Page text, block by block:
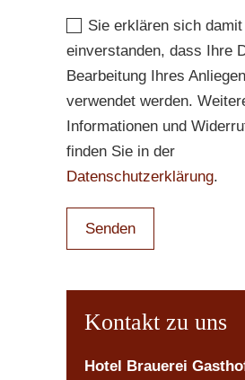
Sie erklären sich damit
einverstanden, dass Ihre
Bearbeitung Ihres
verwendet werden.
Informationen und
finden Sie in der
Datenschutzerklärung.
Kontakt zu uns
Hotel Brauerei